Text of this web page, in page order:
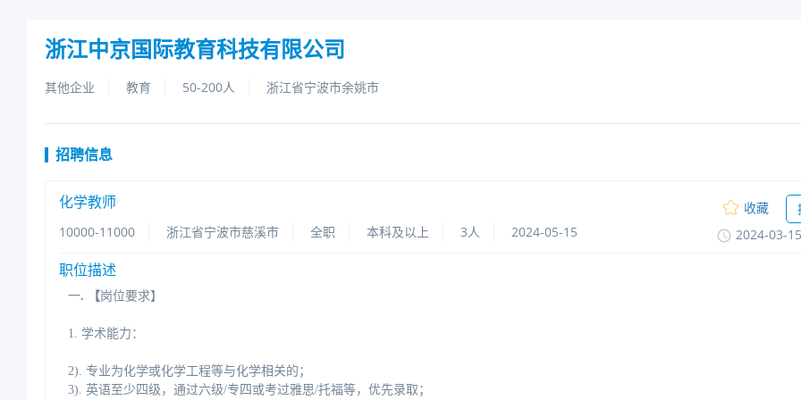
浙江中京国际教育科技有限公司
其他企业 教育 50-200人 浙江省宁波市余姚市
招聘信息
化学教师
10000-11000 浙江省宁波市慈溪市 全职 本科及以上 3人 2024-05-15
收藏
2024-03-
职位描述
一.【岗位要求】
1.学术能力：
2).专业为化学或化学工程等与化学相关的；
3).英语至少四级，通过六级/专四或考过雅思/托福等，优先录取；